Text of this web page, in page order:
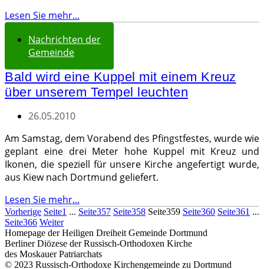
Lesen Sie mehr...
Nachrichten der
Gemeinde
Bald wird eine Kuppel mit einem Kreuz
über unserem Tempel leuchten
26.05.2010
Am Samstag, dem Vorabend des Pfingstfestes, wurde wie
geplant eine drei Meter hohe Kuppel mit Kreuz und
Ikonen, die speziell für unsere Kirche angefertigt wurde,
aus Kiew nach Dortmund geliefert.
Lesen Sie mehr...
Vorherige Seite1 ... Seite357 Seite358 Seite359 Seite360 Seite361 ...
Seite366 Weiter
Homepage der Heiligen Dreiheit Gemeinde Dortmund
Berliner Diözese der Russisch-Orthodoxen Kirche
des Moskauer Patriarchats
© 2023 Russisch-Orthodoxe Kirchengemeinde zu Dortmund